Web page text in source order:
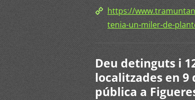
https://
tenia-un-miler-de-
Deu detinguts i
localitzades en 9
pública a